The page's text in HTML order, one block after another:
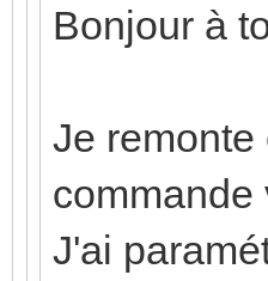
Bonjour à
Je
commande
J'ai